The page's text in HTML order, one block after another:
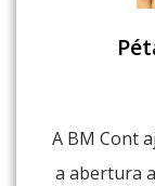
A BM Cont
a abertura